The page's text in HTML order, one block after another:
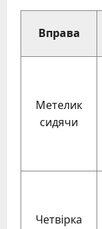
Вправа
Метелик
сидячи
Четвірка